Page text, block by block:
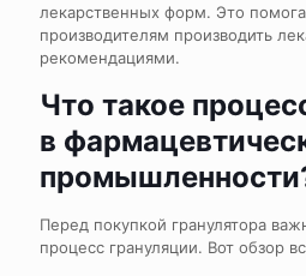
лекарственных форм. Это
производителям производить
рекомендациями.
Что такое
в
Перед покупкой гранулятора
процесс грануляции. Вот обзор